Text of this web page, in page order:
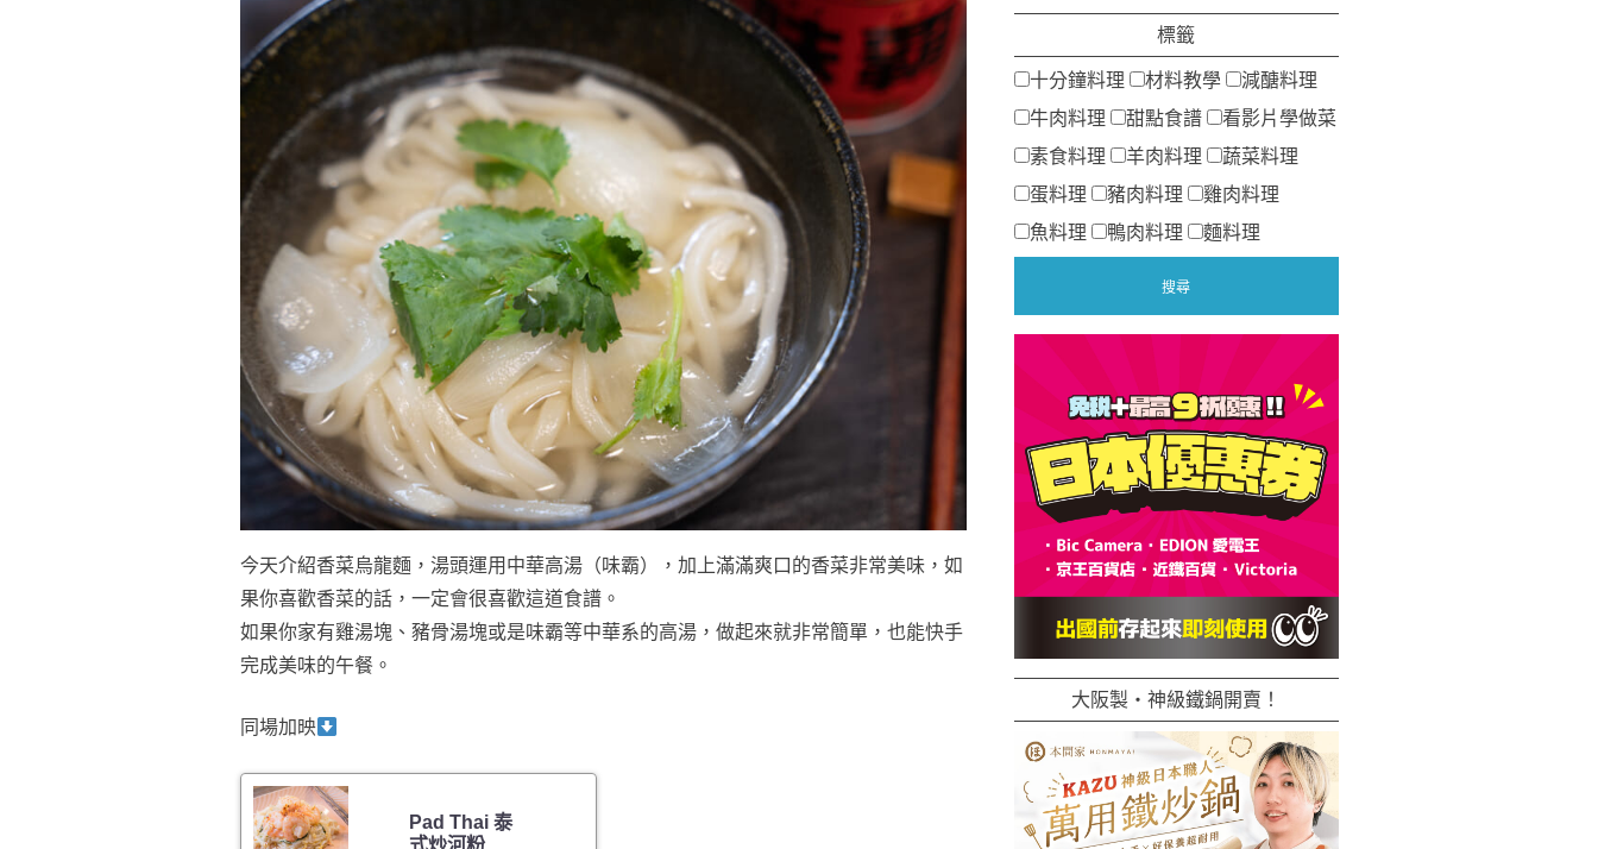
今天介紹香菜烏龍麵，湯頭運用中華高湯（味霸），加上滿滿爽口的香菜非常美味，如
果你喜歡香菜的話，一定會很喜歡這道食譜。
如果你家有雞湯塊、豬骨湯塊或是味霸等中華系的高湯，做起來就非常簡單，也能快手
完成美味的午餐。
同場加映
Pad Thai 泰
式炒河粉
標籤
十分鐘料理 材料教學
減醣料理
牛肉料理
甜點食譜
看影片學做菜
素食料理
羊肉料理
蔬菜料理
蛋料理
豬肉料理
雞肉料理
魚料理
鴨肉料理 麵料理
大阪製・神級鐵鍋開賣！